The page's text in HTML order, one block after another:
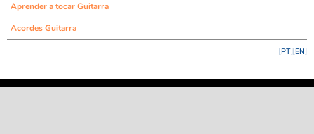
Aprender a tocar Guitarra
Acordes Guitarra
[EN]
[PT]